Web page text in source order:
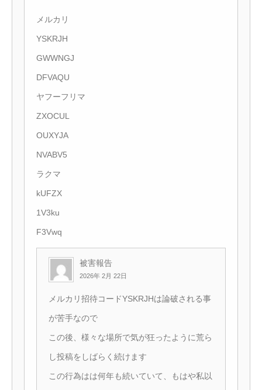
メルカリ
YSKRJH
GWWNGJ
DFVAQU
ヤフーフリマ
ZXOCUL
OUXYJA
NVABV5
ラクマ
kUFZX
1V3ku
F3Vwq
被害報告
2026年 2月 22日
メルカリ招待コードYSKRJHは論破される事
が苦手なので
この後、様々な場所で気が狂ったように荒ら
し投稿をしばらく続けます
この行為はは何年も続いていて、もはや私以